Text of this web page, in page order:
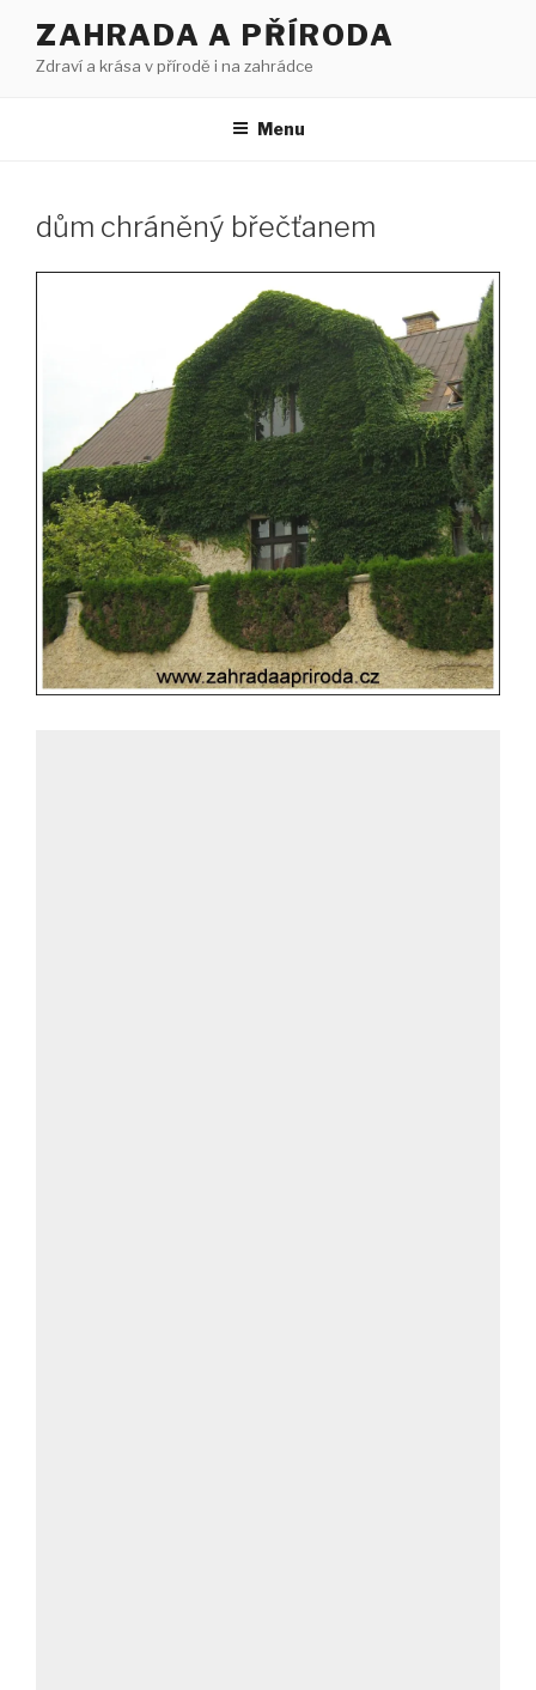
obsahu
ZAHRADA A PŘÍRODA
Zdraví a krása v přírodě i na zahrádce
Menu
dům chráněný břečťanem